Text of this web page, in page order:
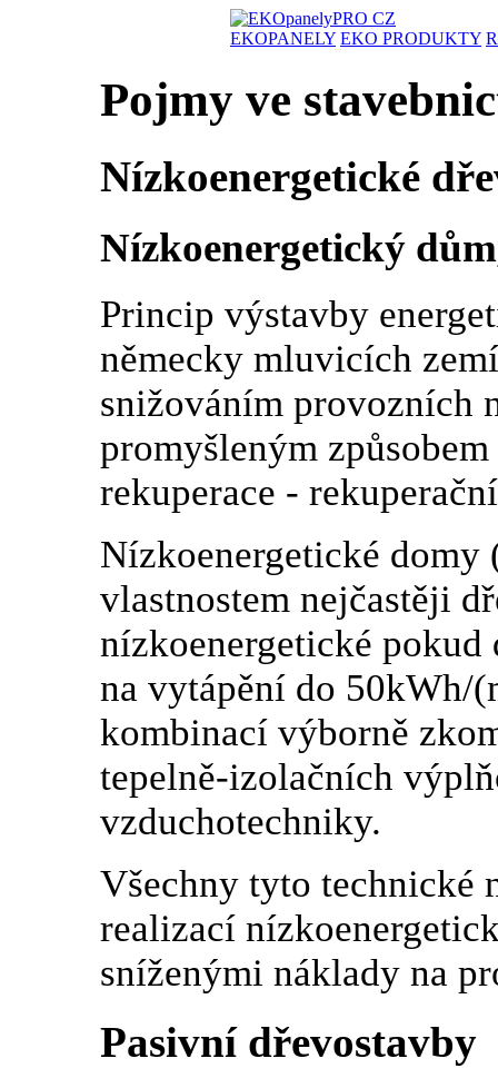
EKOPANELY EKO PRODUKTY
Pojmy ve
Nízkoenergetické
Nízkoenergetický
Princip výstavby
německy mluvicích
snižováním provozních
promyšleným
rekuperace -
Nízkoenergetické domy
vlastnostem nejčastěji
nízkoenergetické
na vytápění do 50kWh/
kombinací výborně
tepelně-izolačních
vzduchotechniky.
Všechny tyto technické
realizací
sníženými náklady na
Pasivní dřevostavby